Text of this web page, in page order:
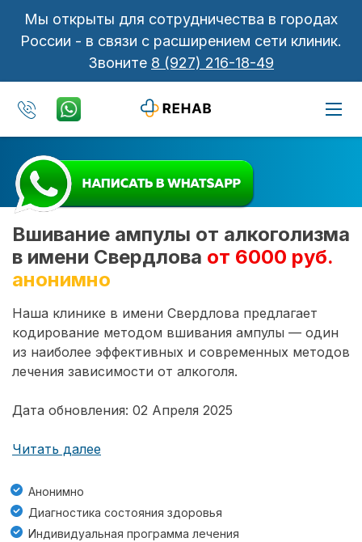
Мы открыты для сотрудничества в городах
России - в связи с расширением сети клиник.
Звоните 8 (927) 216-18-49
Вшивание ампулы от алкоголизма
в имени Свердлова от 6000 руб.
анонимно
Наша клинике в имени Свердлова предлагает
кодирование методом вшивания ампулы — один
из наиболее эффективных и современных методов
лечения зависимости от алкоголя.
Дата обновления: 02 Апреля 2025
Читать далее
Анонимно
Диагностика состояния здоровья
Индивидуальная программа лечения